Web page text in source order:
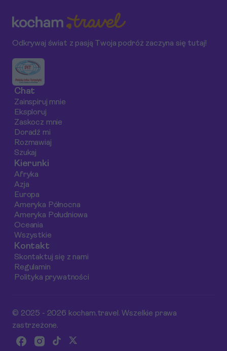
Odkrywaj świat z pasją Twoja podróż zaczyna się tutaj!
Chat
Zainspiruj mnie
Eksploruj
Zaskocz mnie
Doradź mi
Rozmawiaj
Szukaj
Kierunki
Afryka
Azja
Europa
Ameryka Północna
Ameryka Południowa
Oceania
Wszystkie
Kontakt
Skontaktuj się z nami
Regulamin
Polityka prywatności
© 2025 - 2026 kocham.travel. Wszelkie prawa
zastrzeżone.